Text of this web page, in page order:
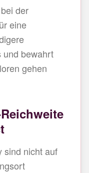
der
eine
und bewahrt
gehen
sind nicht auf